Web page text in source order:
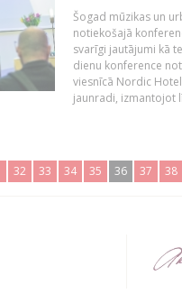
Šogad mūzikas un
notiekošajā
svarīgi jautājumi kā
dienu konference
viesnīcā Nordic
jaunradi, izmantojot
32 33 34 35 36 37 38